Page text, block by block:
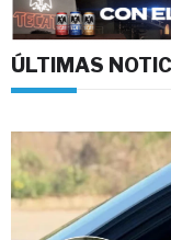
ÚLTIMAS